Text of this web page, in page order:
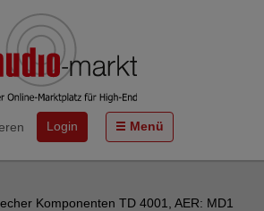
Login Menü
Komponenten TD 4001, AER: MD1